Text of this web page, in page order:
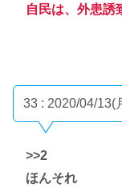
自民は、外患誘
33 : 2020/04/13(
>>2
ほんそれ